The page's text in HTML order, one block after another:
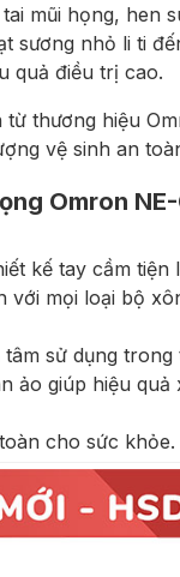
mũi họng, hen
sương nhỏ li ti
quả điều trị cao.
thương hiệu
vệ sinh an
Omron
kế tay cầm tiện
với mọi loại bộ
sử dụng trong
ảo giúp hiệu
cho sức khỏe.